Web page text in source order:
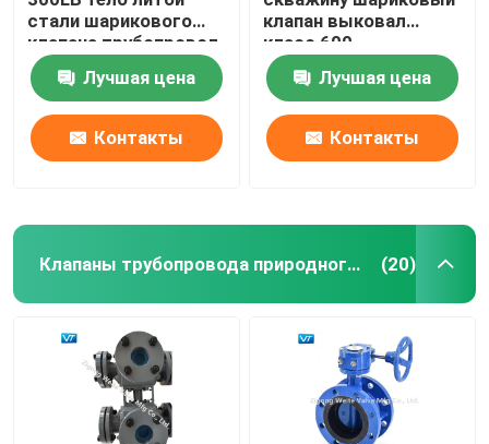
стали шарикового
клапана трубопровод
8x6» цельное
Лучшая цена
Контакты
клапан выковал
класс 600
шарикового клапана
WCC
Лучшая цена
Контакты
Клапаны трубопровода природного газа (20)